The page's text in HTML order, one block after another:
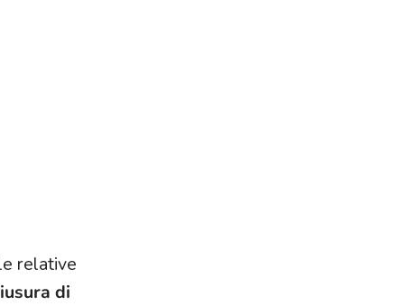
relative
di